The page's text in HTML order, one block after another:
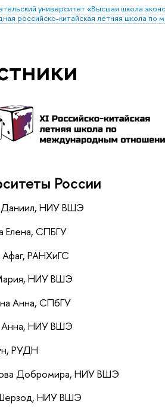
университет «Высшая школа
российско-китайская летняя школа
России
Даниил, НИУ ВШЭ
Елена, СПБГУ
РАНХиГС
НИУ ВШЭ
Анна, СПбГУ
Анна, НИУ ВШЭ
РУДН
Добромира, НИУ ВШЭ
НИУ ВШЭ